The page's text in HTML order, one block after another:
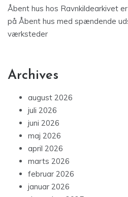
Åbent hus hos Ravnkildearkivet
på Åbent hus med spændende
værksteder
Archives
august 2026
juli 2026
juni 2026
maj 2026
april 2026
marts 2026
februar 2026
januar 2026